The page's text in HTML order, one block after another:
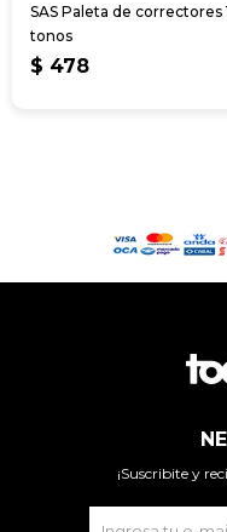
SAS Paleta de correctores
tonos
$ 478
¡Suscribite y